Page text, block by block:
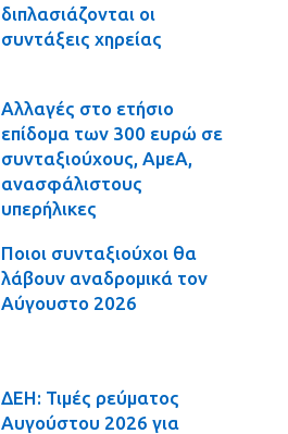
διπλασιάζονται οι
συντάξεις χηρείας
Αλλαγές στο ετήσιο
επίδομα των 300 ευρώ σε
συνταξιούχους, ΑμεΑ,
ανασφάλιστους
υπερήλικες
Ποιοι συνταξιούχοι θα
λάβουν αναδρομικά τον
Αύγουστο 2026
ΔΕΗ: Τιμές ρεύματος
Αυγούστου 2026 για